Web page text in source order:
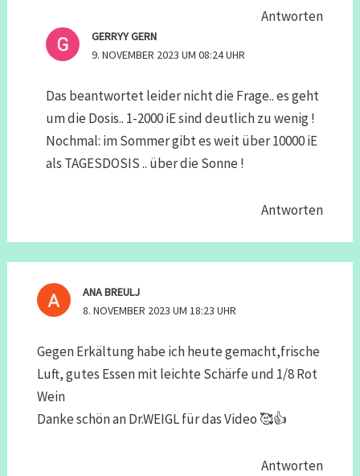
Antworten
GERRYY GERN
9. NOVEMBER 2023 UM 08:24 UHR
Das beantwortet leider nicht die Frage.. es geht
um die Dosis.. 1-2000 iE sind deutlich zu wenig !
Nochmal: im Sommer gibt es weit über 10000 iE
als TAGESDOSIS .. über die Sonne !
Antworten
ANA BREULJ
8. NOVEMBER 2023 UM 18:23 UHR
Gegen Erkältung habe ich heute gemacht,frische
Luft, gutes Essen mit leichte Schärfe und 1/8 Rot
Wein
Danke schön an Dr.WEIGL für das Video 🥰👍
Antworten